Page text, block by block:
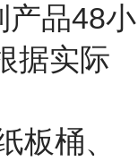
产品48小
据实际
板桶、